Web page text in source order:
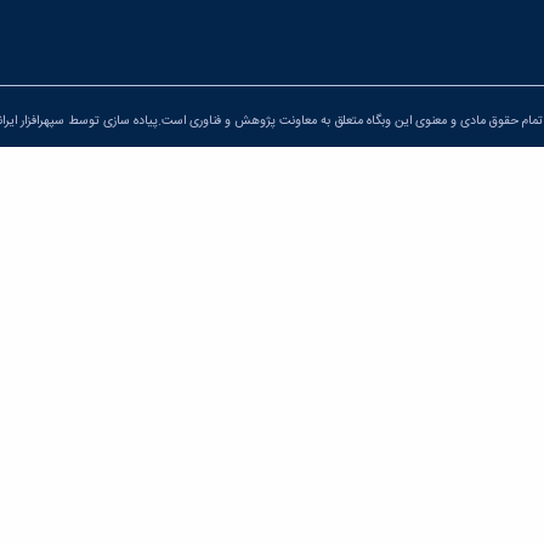
تمام حقوق مادی و معنوی این وبگاه متعلق به معاونت پژوهش و فناوری است.پیاده سازی توسط سپهرافزار